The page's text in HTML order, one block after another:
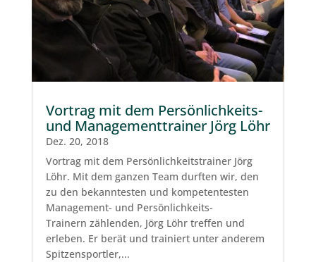
Vortrag mit dem Persönlichkeits-
und Managementtrainer Jörg Löhr
Dez. 20, 2018
Vortrag mit dem Persönlichkeitstrainer Jörg
Löhr. Mit dem ganzen Team durften wir, den
zu den bekanntesten und kompetentesten
Management- und Persönlichkeits-
Trainern zählenden, Jörg Löhr treffen und
erleben. Er berät und trainiert unter anderem
Spitzensportler,...